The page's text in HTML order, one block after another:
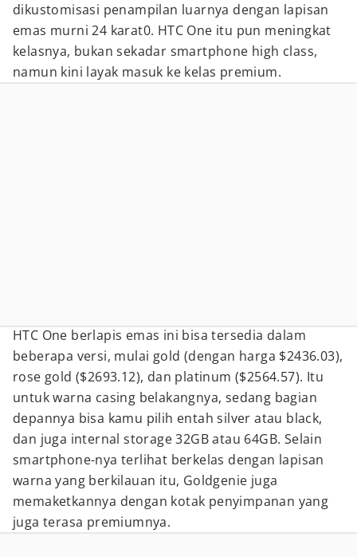
dikustomisasi penampilan luarnya dengan lapisan
emas murni 24 karat0. HTC One itu pun meningkat
kelasnya, bukan sekadar smartphone high class,
namun kini layak masuk ke kelas premium.
HTC One berlapis emas ini bisa tersedia dalam
beberapa versi, mulai gold (dengan harga $2436.03),
rose gold ($2693.12), dan platinum ($2564.57). Itu
untuk warna casing belakangnya, sedang bagian
depannya bisa kamu pilih entah silver atau black,
dan juga internal storage 32GB atau 64GB. Selain
smartphone-nya terlihat berkelas dengan lapisan
warna yang berkilauan itu, Goldgenie juga
memaketkannya dengan kotak penyimpanan yang
juga terasa premiumnya.